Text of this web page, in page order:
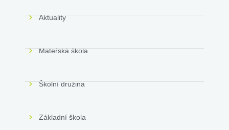
Aktuality
Mateřská škola
Školní družina
Základní škola